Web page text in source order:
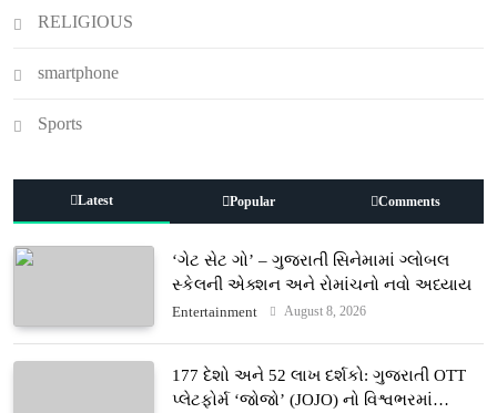
RELIGIOUS
smartphone
Sports
Latest Popular Comments
‘ગેટ સેટ ગો’ – ગુજરાતી સિનેમામાં ગ્લોબલ
સ્કેલની એક્શન અને રોમાંચનો નવો અધ્યાય
Entertainment August 8, 2026
177 દેશો અને 52 લાખ દર્શકો: ગુજરાતી OTT
પ્લેટફોર્મ ‘જોજો’ (JOJO) નો વિશ્વભરમાં